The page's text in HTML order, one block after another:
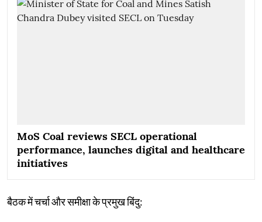
MoS Coal reviews SECL operational
performance, launches digital and healthcare
initiatives
बैठक में चर्चा और समीक्षा के प्रमुख बिंदु: